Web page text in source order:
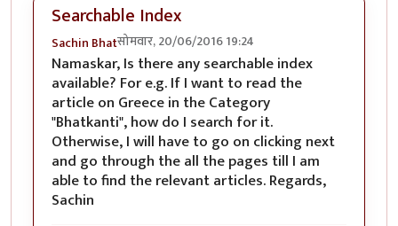
Searchable Index
Sachin Bhatसोमवार, 20/06/2016 19:24
Namaskar, Is there any searchable index
available? For e.g. If I want to read the
article on Greece in the Category
"Bhatkanti", how do I search for it.
Otherwise, I will have to go on clicking next
and go through the all the pages till I am
able to find the relevant articles. Regards,
Sachin